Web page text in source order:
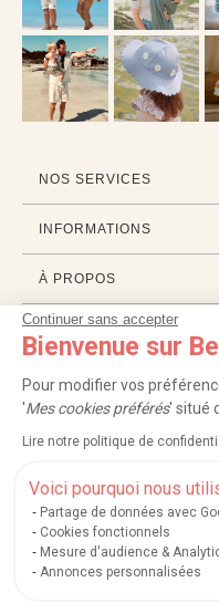
Continuer sans accepter
Bienvenue sur
Pour modifier vos
'Mes cookies préférés' situé
Lire notre politique de
Voici pourquoi nous
Partage de données avec
Cookies fonctionnels
Mesure d'audience &
Annonces personnalisées
NOS SERVICES
INFORMATIONS
À PROPOS
PROFESSIONNELS
LISTES CADEAUX
Service après-vente| FAQ |
Mentions légales et crédits
Nos moyens